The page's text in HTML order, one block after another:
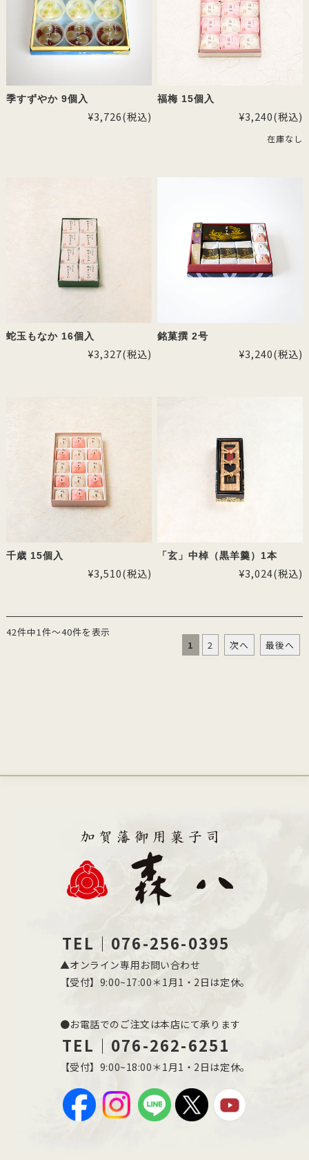
季すずやか 9個入
¥3,726(税込)
福梅 15個入
¥3,240(税込)
在庫なし
蛇玉もなか 16個入
¥3,327(税込)
銘菓撰 2号
¥3,240(税込)
千歳 15個入
¥3,510(税込)
「玄」中棹（黒羊羹）1本
¥3,024(税込)
42件中1件～40件を表示
1
2 次へ 最後へ
TEL｜076-256-0395
▲オンライン専用お問い合わせ
【受付】9:00~17:00＊1月1・2日は定休。
●お電話でのご注文は本店にて承ります
TEL｜076-262-6251
【受付】9:00~18:00＊1月1・2日は定休。